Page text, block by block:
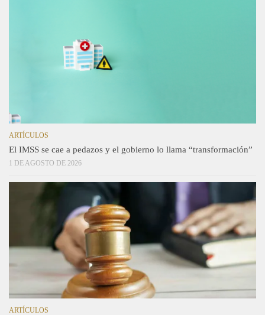
ARTÍCULOS
El IMSS se cae a pedazos y el gobierno lo llama “transformación”
1 DE AGOSTO DE 2026
ARTÍCULOS